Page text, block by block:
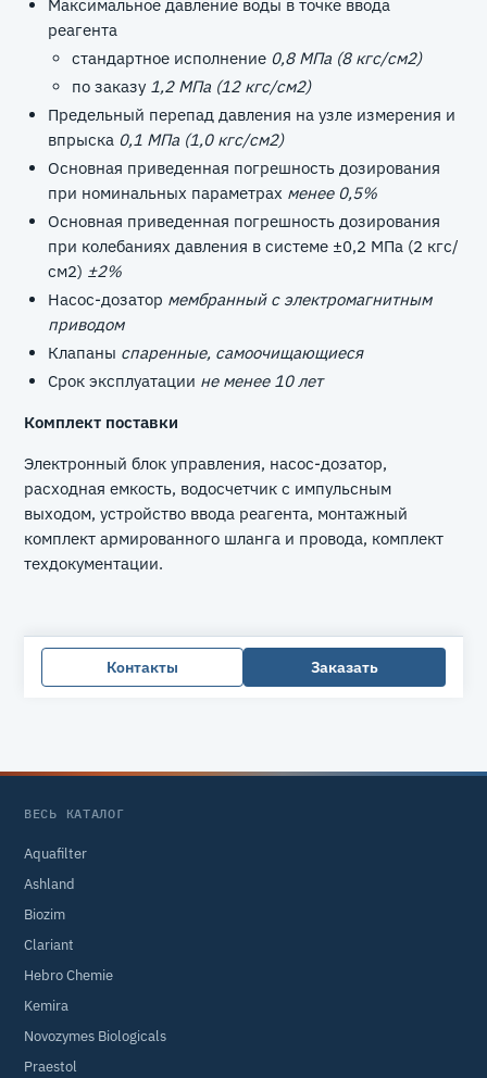
Максимальное давление воды в точке ввода
реагента
стандартное исполнение 0,8 МПа (8 кгс/см2)
по заказу 1,2 МПа (12 кгс/см2)
Предельный перепад давления на узле измерения и
впрыска 0,1 МПа (1,0 кгс/см2)
Основная приведенная погрешность дозирования
при номинальных параметрах менее 0,5%
Основная приведенная погрешность дозирования
при колебаниях давления в системе ±0,2 МПа (2 кгс/
см2) ±2%
Насос-дозатор мембранный с электромагнитным
приводом
Клапаны спаренные, самоочищающиеся
Срок эксплуатации не менее 10 лет
Комплект поставки
Электронный блок управления, насос-дозатор,
расходная емкость, водосчетчик с импульсным
выходом, устройство ввода реагента, монтажный
комплект армированного шланга и провода, комплект
техдокументации.
Контакты Заказать
ВЕСЬ КАТАЛОГ
Aquafilter
Ashland
Biozim
Clariant
Hebro Chemie
Kemira
Novozymes Biologicals
Praestol